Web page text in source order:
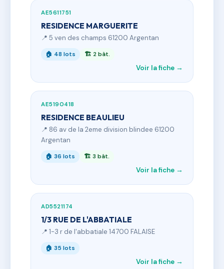
AE5611751
RESIDENCE MARGUERITE
📍 5 ven des champs 61200 Argentan
🏠 48 lots 🏗 2 bât.
Voir la fiche →
AE5190418
RESIDENCE BEAULIEU
📍 86 av de la 2eme division blindee 61200
Argentan
🏠 36 lots 🏗 3 bât.
Voir la fiche →
AD5521174
1/3 RUE DE L'ABBATIALE
📍 1-3 r de l'abbatiale 14700 FALAISE
🏠 35 lots
Voir la fiche →